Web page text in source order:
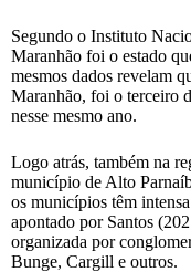
Segundo o Instituto
Maranhão foi o estado
mesmos dados revelam
Maranhão, foi o terceiro
nesse mesmo ano.
Logo atrás, também na
município de Alto
os municípios têm
apontado por Santos
organizada por
Bunge, Cargill e outros.